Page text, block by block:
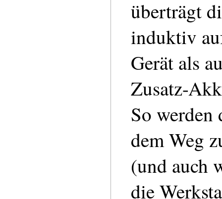
überträgt
induktiv
Gerät als
Zusatz-
So werden
dem Weg
(und auch
die